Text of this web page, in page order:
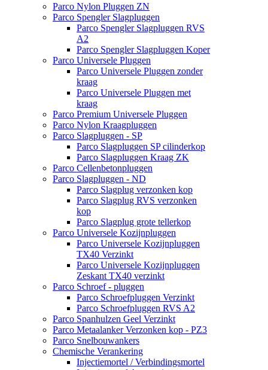
Parco Nylon Pluggen ZN
Parco Spengler Slagpluggen
Parco Spengler Slagpluggen RVS
A2
Parco Spengler Slagpluggen Koper
Parco Universele Pluggen
Parco Universele Pluggen zonder
kraag
Parco Universele Pluggen met
kraag
Parco Premium Universele Pluggen
Parco Nylon Kraagpluggen
Parco Slagpluggen - SP
Parco Slagpluggen SP cilinderkop
Parco Slagpluggen Kraag ZK
Parco Cellenbetonpluggen
Parco Slagpluggen - ND
Parco Slagplug verzonken kop
Parco Slagplug RVS verzonken
kop
Parco Slagplug grote tellerkop
Parco Universele Kozijnpluggen
Parco Universele Kozijnpluggen
TX40 Verzinkt
Parco Universele Kozijnpluggen
Zeskant TX40 verzinkt
Parco Schroef - pluggen
Parco Schroefpluggen Verzinkt
Parco Schroefpluggen RVS A2
Parco Spanhulzen Geel Verzinkt
Parco Metaalanker Verzonken kop - PZ3
Parco Snelbouwankers
Chemische Verankering
Injectiemortel / Verbindingsmortel